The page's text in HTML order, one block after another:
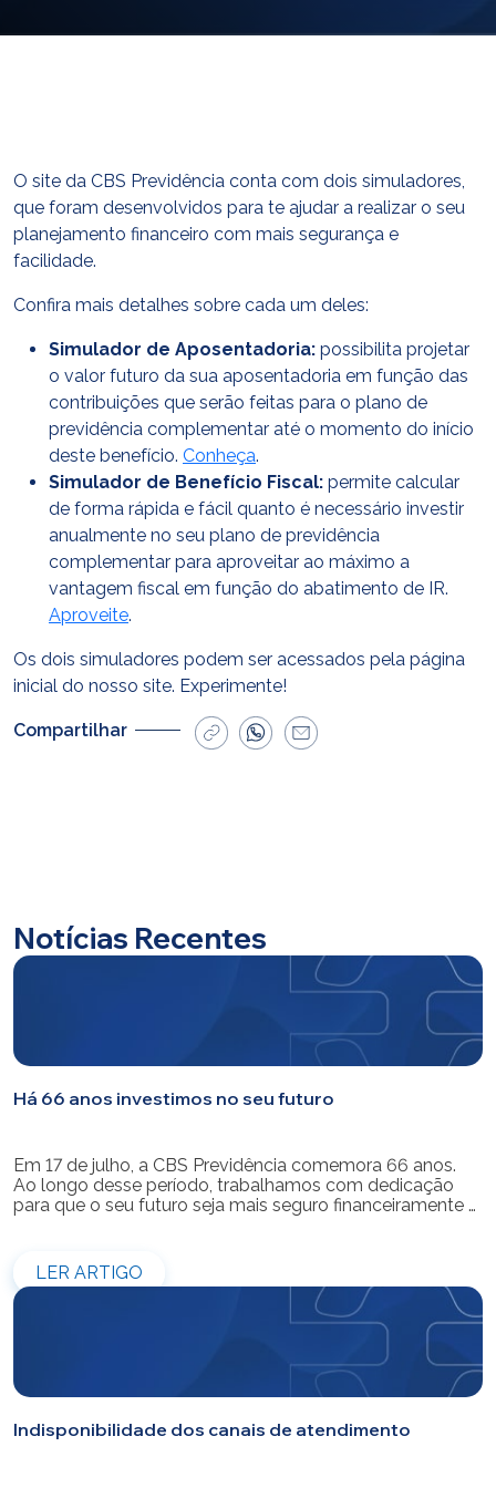
O site da CBS Previdência conta com dois simuladores,
que foram desenvolvidos para te ajudar a realizar o seu
planejamento financeiro com mais segurança e
facilidade.
Confira mais detalhes sobre cada um deles:
Simulador de Aposentadoria: possibilita projetar
o valor futuro da sua aposentadoria em função das
contribuições que serão feitas para o plano de
previdência complementar até o momento do início
deste benefício. Conheça.
Simulador de Benefício Fiscal: permite calcular
de forma rápida e fácil quanto é necessário investir
anualmente no seu plano de previdência
complementar para aproveitar ao máximo a
vantagem fiscal em função do abatimento de IR.
Aproveite.
Os dois simuladores podem ser acessados pela página
inicial do nosso site. Experimente!
Compartilhar
Notícias Recentes
Há 66 anos investimos no seu futuro
Em 17 de julho, a CBS Previdência comemora 66 anos.
Ao longo desse período, trabalhamos com dedicação
para que o seu futuro seja mais seguro financeiramente e
eficiência e transparência os recursos dos nossos mais
de 39 mil participantes. Temos […]
LER ARTIGO
Indisponibilidade dos canais de atendimento